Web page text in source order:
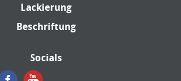
Lackierung
Beschriftung
Socials